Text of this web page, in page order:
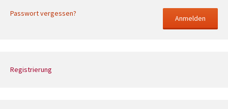
Passwort vergessen?
Registrierung